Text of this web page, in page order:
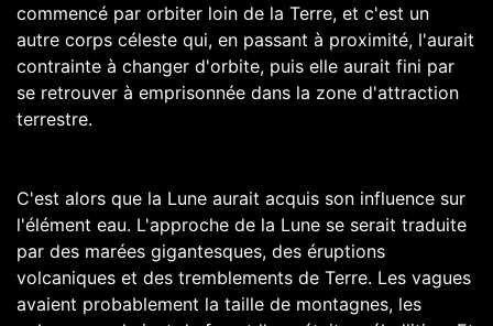
commencé par orbiter loin de la Terre, et c'est un
autre corps céleste qui, en passant à proximité, l'aurait
contrainte à changer d'orbite, puis elle aurait fini par
se retrouver à emprisonnée dans la zone d'attraction
terrestre.
C'est alors que la Lune aurait acquis son influence sur
l'élément eau. L'approche de la Lune se serait traduite
par des marées gigantesques, des éruptions
volcaniques et des tremblements de Terre. Les vagues
avaient probablement la taille de montagnes, les